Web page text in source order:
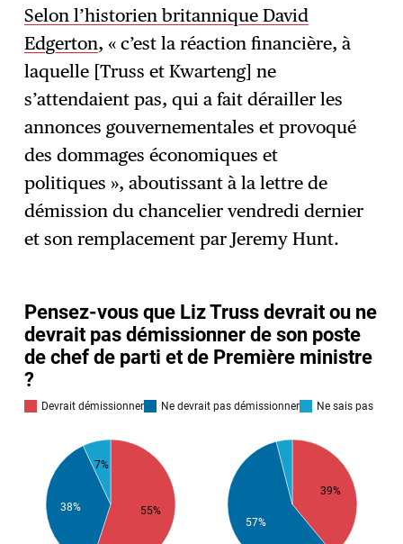
Selon l’historien britannique David
Edgerton, « c’est la réaction financière, à
laquelle [Truss et Kwarteng] ne
s’attendaient pas, qui a fait dérailler les
annonces gouvernementales et provoqué
des dommages économiques et
politiques », aboutissant à la lettre de
démission du chancelier vendredi dernier
et son remplacement par Jeremy Hunt.